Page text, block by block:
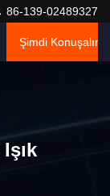
86-139-02489327
Şimdi Konuşalım.